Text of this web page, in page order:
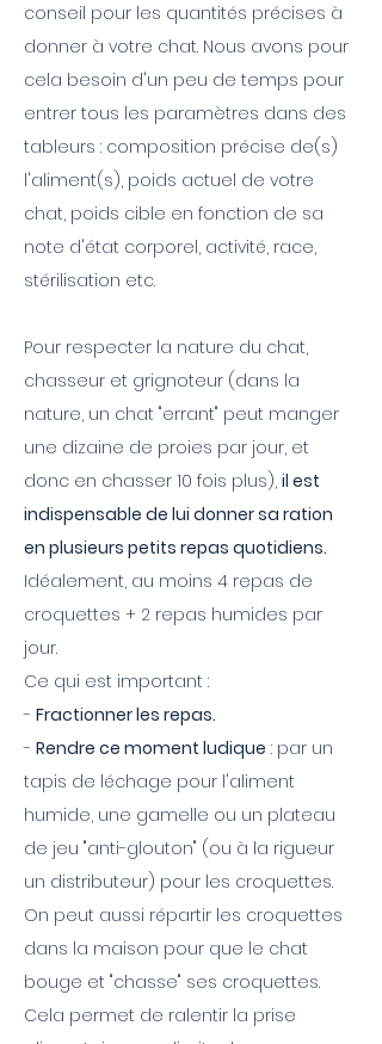
conseil pour les quantités précises à
donner à votre chat. Nous avons pour
cela besoin d'un peu de temps pour
entrer tous les paramètres dans des
tableurs : composition précise de(s)
l'aliment(s), poids actuel de votre
chat, poids cible en fonction de sa
note d'état corporel, activité, race,
stérilisation etc.
Pour respecter la nature du chat,
chasseur et grignoteur (dans la
nature, un chat "errant" peut manger
une dizaine de proies par jour, et
donc en chasser 10 fois plus), il est
indispensable de lui donner sa ration
en plusieurs petits repas quotidiens.
Idéalement, au moins 4 repas de
croquettes + 2 repas humides par
jour.
Ce qui est important :
- Fractionner les repas.
- Rendre ce moment ludique : par un
tapis de léchage pour l'aliment
humide, une gamelle ou un plateau
de jeu "anti-glouton" (ou à la rigueur
un distributeur) pour les croquettes.
On peut aussi répartir les croquettes
dans la maison pour que le chat
bouge et "chasse" ses croquettes.
Cela permet de ralentir la prise